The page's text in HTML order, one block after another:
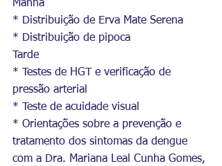
Manhã
* Distribuição de Erva Mate Serena
* Distribuição de pipoca
Tarde
* Testes de HGT e verificação de
pressão arterial
* Teste de acuidade visual
* Orientações sobre a prevenção e
tratamento dos sintomas da dengue
com a Dra. Mariana Leal Cunha Gomes,